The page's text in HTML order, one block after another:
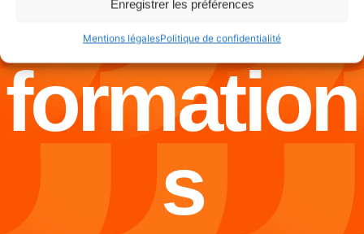
Enregistrer les préférences
Mentions légalesPolitique de confidentialité
formation
s